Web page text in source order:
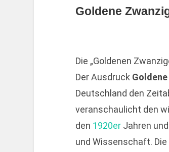
Goldene
Die „Goldenen
Der Ausdruck
Deutschland den
veranschaulicht den
den 1920erJahren
und Wissenschaft. Die